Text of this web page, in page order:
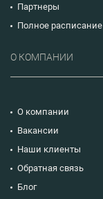
Партнеры
Полное расписание
О КОМПАНИИ
О компании
Вакансии
Наши клиенты
Обратная связь
Блог